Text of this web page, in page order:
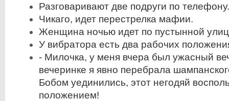
Разговаривают две подруги по телефону.
Чикаго, идет перестрелка мафии.
Женщина ночью идет по пустынной
У вибратора есть два рабочих
- Милочка, у меня вчера был ужасный
вечеринке я явно перебрала
Бобом уединились, этот негодяй
положением!